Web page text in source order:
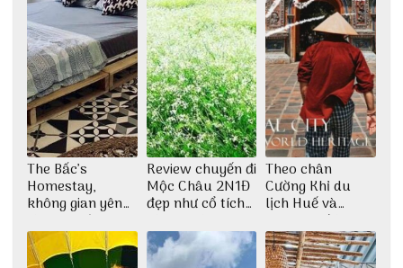
The Bấc’s
Homestay,
không gian yên
bình tại Hòn Sơn
Review chuyến đi
Mộc Châu 2N1Đ
đẹp như cổ tích
Thu Hà
Theo chân
Cường Khỉ du
lịch Huế và
check-in đúng
những góc chụp
đẹp